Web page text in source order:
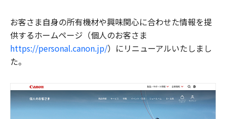
お客さま自身の所有機材や興味関心に合わせた情報を提
供するホームページ（個人のお客さま
https://personal.canon.jp/）にリニューアルいたしまし
た。